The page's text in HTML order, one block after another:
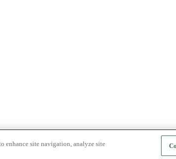
enhance site navigation, analyze site